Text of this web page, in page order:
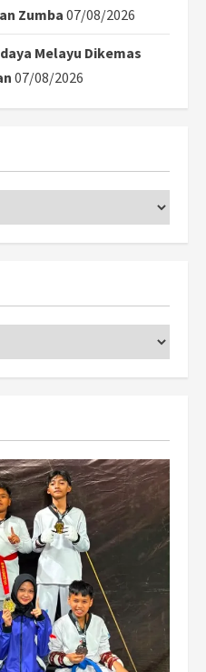
Zumba 07/08/2026
Melayu Dikemas
07/08/2026